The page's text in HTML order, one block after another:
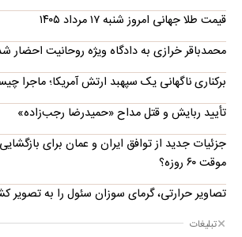
قیمت طلا جهانی امروز شنبه ۱۷ مرداد ۱۴۰۵
محمدباقر خرازی به دادگاه ویژه روحانیت احضار
برکناری ناگهانی یک سپهبد ارتش آمریکا؛ ماجرا
تأیید ربایش و قتل مداح «حمیدرضا رجب‌زاده»
جزئیات جدید از توافق ایران و عمان برای
موقت ۶۰ روزه؟
تصاویر حرارتی، گرمای سوزان سئول را به تصویر
تبلیغات